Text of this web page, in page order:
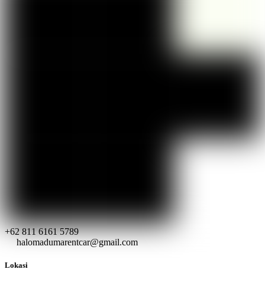
+62 811 6161 5789
halomadumarentcar@gmail.com
Lokasi